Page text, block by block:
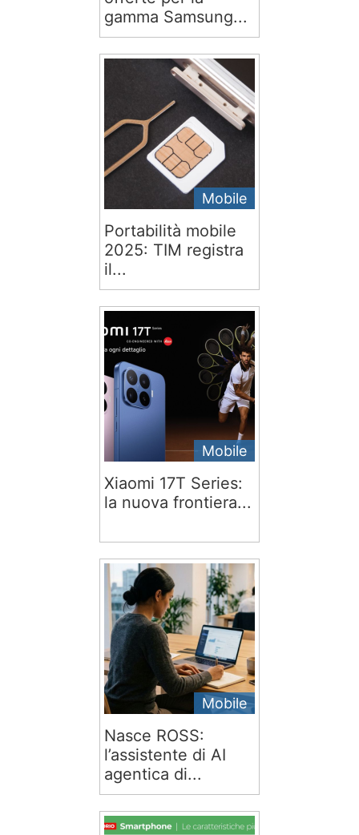
gamma Samsung...
Mobile
Portabilità mobile
2025: TIM registra
il...
Mobile
Xiaomi 17T Series:
la nuova frontiera...
Mobile
Nasce ROSS:
l’assistente di AI
agentica di...